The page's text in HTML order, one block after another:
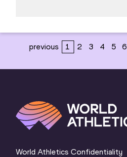
previous 1 2 3 4 5 6
World Athletics Confidentiality